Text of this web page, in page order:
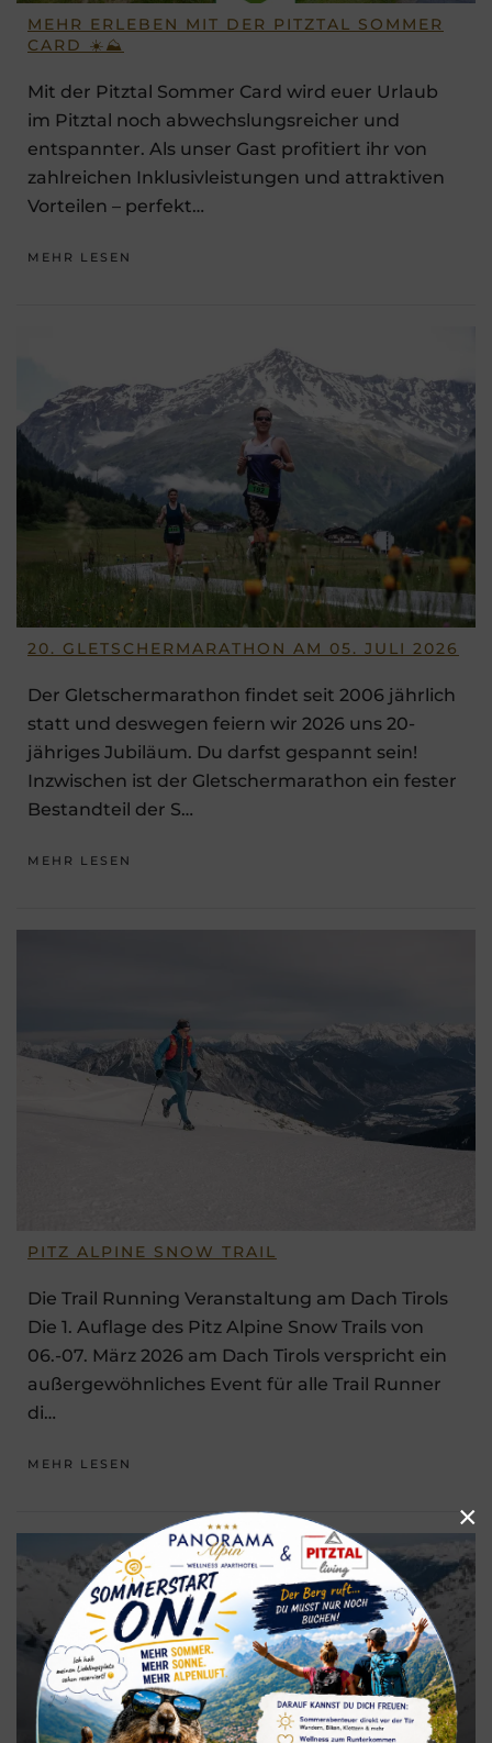
MEHR ERLEBEN MIT DER PITZTAL SOMMER
CARD ☀️⛰️
Mit der Pitztal Sommer Card wird euer Urlaub
im Pitztal noch abwechslungsreicher und
entspannter. Als unser Gast profitiert ihr von
zahlreichen Inklusivleistungen und attraktiven
Vorteilen – perfekt…
MEHR LESEN
20. GLETSCHERMARATHON AM 05. JULI 2026
Der Gletschermarathon findet seit 2006 jährlich
statt und deswegen feiern wir 2026 uns 20-
jähriges Jubiläum. Du darfst gespannt sein!
Inzwischen ist der Gletschermarathon ein fester
Bestandteil der S…
MEHR LESEN
PITZ ALPINE SNOW TRAIL
Die Trail Running Veranstaltung am Dach Tirols
Die 1. Auflage des Pitz Alpine Snow Trails von
06.-07. März 2026 am Dach Tirols verspricht ein
außergewöhnliches Event für alle Trail Runner
di…
MEHR LESEN
×